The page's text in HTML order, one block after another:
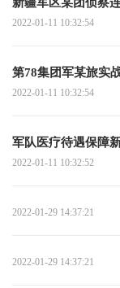
2022-01-11 10:32:54
第78集团军某旅实
2022-01-11 10:32:54
军队医疗待遇保障
2022-01-11 10:32:52
2022-01-29 14:37:21
2022-01-29 14:37:21